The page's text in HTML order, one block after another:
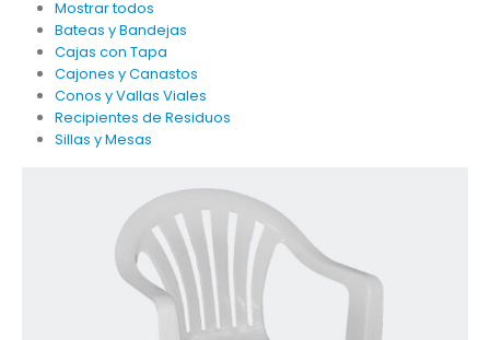
Mostrar todos
Bateas y Bandejas
Cajas con Tapa
Cajones y Canastos
Conos y Vallas Viales
Recipientes de Residuos
Sillas y Mesas